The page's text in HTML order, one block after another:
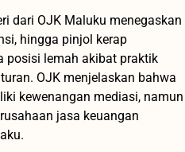
dari OJK Maluku menegaskan
hingga pinjol kerap
posisi lemah akibat praktik
OJK menjelaskan bahwa
kewenangan mediasi, namun
jasa keuangan